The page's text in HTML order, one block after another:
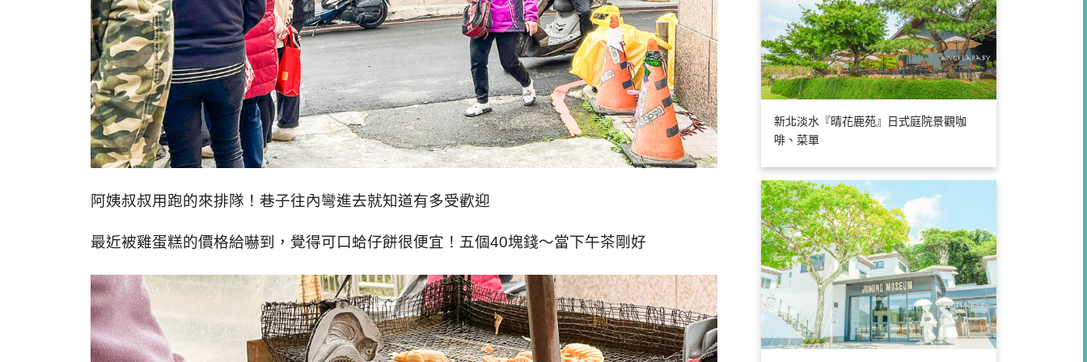
阿姨叔叔用跑的來排隊！巷子往內彎進去就知道有多受歡迎
最近被雞蛋糕的價格給嚇到，覺得可口蛤仔餅很便宜！五個40塊錢～當下午茶剛好
新北淡水『晴花鹿苑』日式庭院景觀咖
啡、菜單